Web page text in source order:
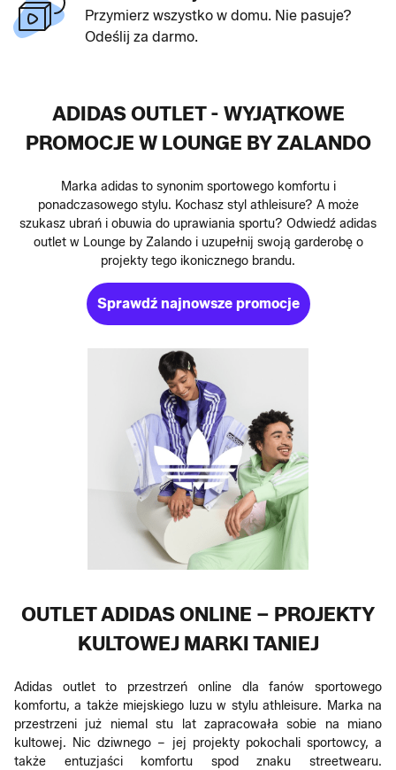
Przymierz wszystko w domu. Nie pasuje?
Odeślij za darmo.
ADIDAS OUTLET - WYJĄTKOWE
PROMOCJE W LOUNGE BY ZALANDO
Marka adidas to synonim sportowego komfortu i
ponadczasowego stylu. Kochasz styl athleisure? A może
szukasz ubrań i obuwia do uprawiania sportu? Odwiedź adidas
outlet w Lounge by Zalando i uzupełnij swoją garderobę o
projekty tego ikonicznego brandu.
Sprawdź najnowsze promocje
OUTLET ADIDAS ONLINE – PROJEKTY
KULTOWEJ MARKI TANIEJ
Adidas outlet to przestrzeń online dla fanów sportowego
komfortu, a także miejskiego luzu w stylu athleisure. Marka na
przestrzeni już niemal stu lat zapracowała sobie na miano
kultowej. Nic dziwnego – jej projekty pokochali sportowcy, a
także entuzjaści komfortu spod znaku streetwearu.